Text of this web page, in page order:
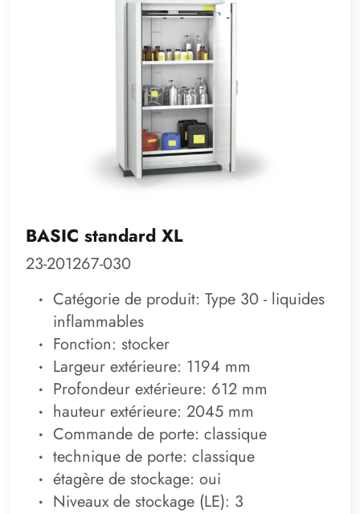
BASIC standard XL
23-201267-030
Catégorie de produit: Type 30 - liquides
inflammables
Fonction: stocker
Largeur extérieure: 1194 mm
Profondeur extérieure: 612 mm
hauteur extérieure: 2045 mm
Commande de porte: classique
technique de porte: classique
étagère de stockage: oui
Niveaux de stockage (LE): 3